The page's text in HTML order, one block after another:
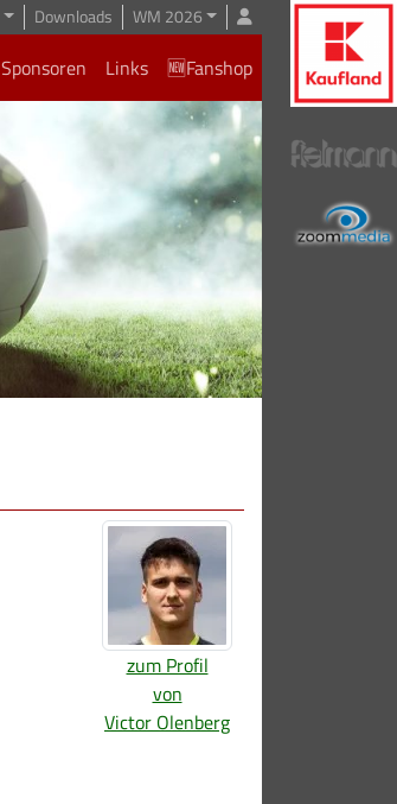
Downloads WM 2026
Sponsoren Links 🆕Fanshop
zum Profil
von
Victor Olenberg